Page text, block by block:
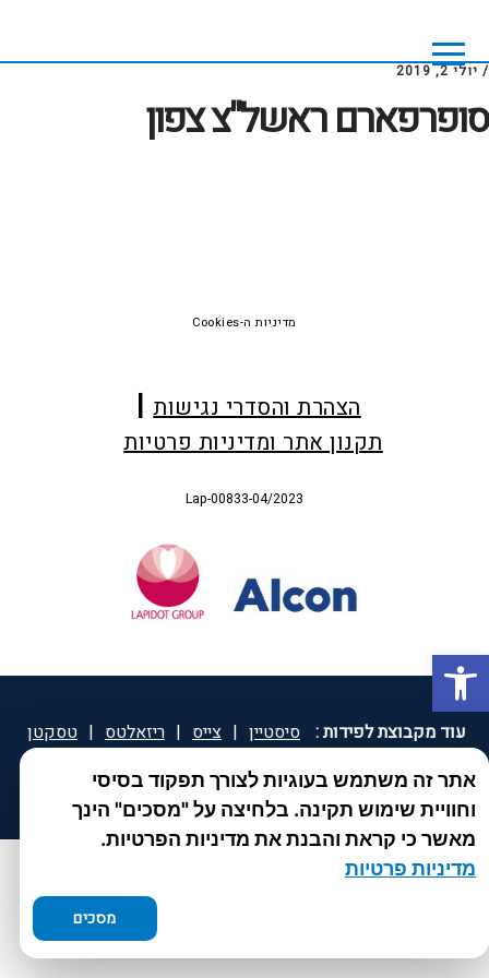
פתח סרגל נגישות
main
content
footer
/ יולי 2, 2019
סופרפארם ראשל"צ צפון
הצהרת והסדרי נגישות
תקנון אתר ומדיניות פרטיות
Lap-00833-04/2023
מדיניות ה-Cookies
אתר זה משתמש בעוגיות לצורך תפקוד בסיסי
וחוויית שימוש תקינה. בלחיצה על "מסכים" הינך
מאשר כי קראת והבנת את מדיניות הפרטיות.
מדיניות פרטיות
מסכים
עוד מקבוצת לפידות : סיסטיין | צייס | ריזאלטס | טסקטן
| ספאטון | ספיד גרון | יוטיפרו פלוס | קוקידנט |
DROPsept ®